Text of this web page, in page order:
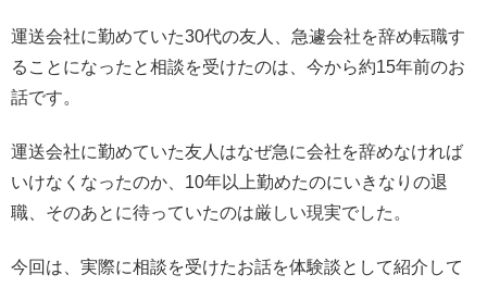
運送会社に勤めていた30代の友人、急遽会社を辞め転職す
ることになったと相談を受けたのは、今から約15年前のお
話です。
運送会社に勤めていた友人はなぜ急に会社を辞めなければ
いけなくなったのか、10年以上勤めたのにいきなりの退
職、そのあとに待っていたのは厳しい現実でした。
今回は、実際に相談を受けたお話を体験談として紹介して